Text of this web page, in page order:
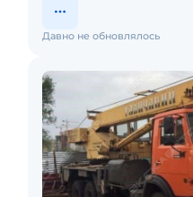
Давно не обновлялось